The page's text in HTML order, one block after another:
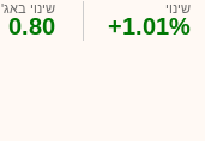
שינוי
+1.01%
שינוי באג'
0.80